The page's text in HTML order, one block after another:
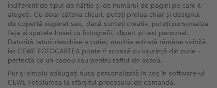
indiferent de tipul de hârtie și de numărul de pagini pe care îl
alegeți. Cu doar câteva clicuri, puteți prelua chiar și designul
de copertă sugerat sau, dacă sunteți creativ, puteți personaliza
fața și spatele husei cu fotografii, clipart și text personal.
Datorită laturii deschise a cutiei, muchia editată rămâne vizibilă,
iar CEWE FOTOCARTEA poate fi scoasă cu ușurință din cutie -
perfectă ca un cadou sau pentru raftul de acasă.
Pur și simplu adăugați husa personalizată în coș în software-ul
CEWE Fotolumea la sfârșitul procesului de comandă.